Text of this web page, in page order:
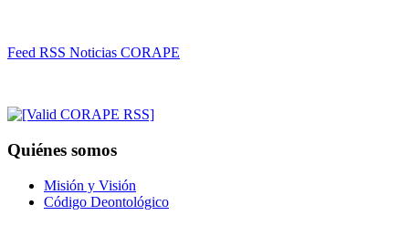
Feed RSS Noticias CORAPE
Quiénes somos
Misión y Visión
Código Deontológico